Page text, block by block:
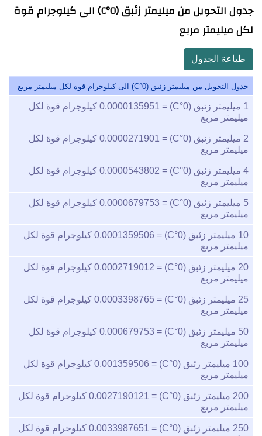
جدول التحويل من ميليمتر زئبق (0°C) الى كيلوجرام قوة
لكل ميليمتر مربع
طباعة الجدول
جدول التحويل من ميليمتر زئبق (0°C) الى كيلوجرام قوة لكل ميليمتر مربع
1 ميليمتر زئبق (0°C) = 0.0000135951 كيلوجرام قوة لكل
ميليمتر مربع
2 ميليمتر زئبق (0°C) = 0.0000271901 كيلوجرام قوة لكل
ميليمتر مربع
4 ميليمتر زئبق (0°C) = 0.0000543802 كيلوجرام قوة لكل
ميليمتر مربع
5 ميليمتر زئبق (0°C) = 0.0000679753 كيلوجرام قوة لكل
ميليمتر مربع
10 ميليمتر زئبق (0°C) = 0.0001359506 كيلوجرام قوة لكل
ميليمتر مربع
20 ميليمتر زئبق (0°C) = 0.0002719012 كيلوجرام قوة لكل
ميليمتر مربع
25 ميليمتر زئبق (0°C) = 0.0003398765 كيلوجرام قوة لكل
ميليمتر مربع
50 ميليمتر زئبق (0°C) = 0.000679753 كيلوجرام قوة لكل
ميليمتر مربع
100 ميليمتر زئبق (0°C) = 0.001359506 كيلوجرام قوة لكل
ميليمتر مربع
200 ميليمتر زئبق (0°C) = 0.0027190121 كيلوجرام قوة لكل
ميليمتر مربع
250 ميليمتر زئبق (0°C) = 0.0033987651 كيلوجرام قوة لكل